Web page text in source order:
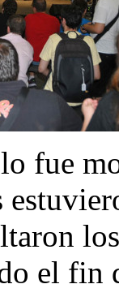
fue
el fin